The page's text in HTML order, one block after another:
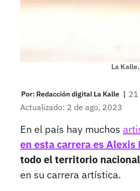
La
Por: Redacción digital La Kalle | 21
Actualizado: 2 de ago, 2023
En el país hay muchos
en esta carrera es Alexis
todo el territorio nacional
en su carrera artística.